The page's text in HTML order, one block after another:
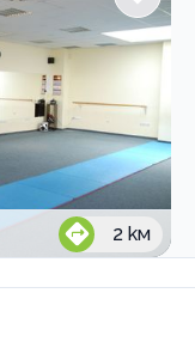
2 км